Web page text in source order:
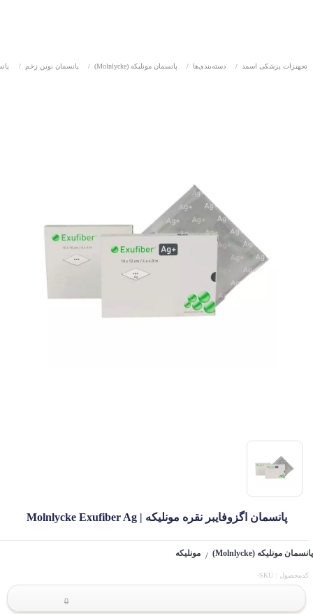
تجهیزات پزشکی اسمد / دسته‌بندی‌ها / پانسمان مونلیکه (Molnlycke) / پانسمان نوین زخم /
پانسمان اگزوفایبر نقره مونلیکه | Molnlycke Exufiber Ag
پانسمان مونلیکه (Molnlycke) / مونلیکه
کدمحصول : SKU-
0